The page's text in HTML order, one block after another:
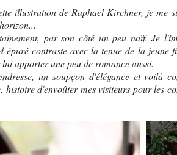
illustration de Raphaël Kirchner, je me
par son côté un peu naïf. Je
épuré contraste avec la tenue de la jeune
apporter une peu de romance aussi.
un soupçon d'élégance et voilà
histoire d'envoûter mes visiteurs pour les